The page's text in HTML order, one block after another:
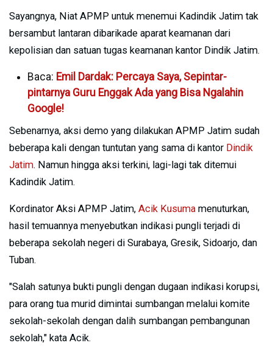
Sayangnya, Niat APMP untuk menemui Kadindik Jatim tak
bersambut lantaran dibarikade aparat keamanan dari
kepolisian dan satuan tugas keamanan kantor Dindik Jatim.
Baca: Emil Dardak: Percaya Saya, Sepintar-
pintarnya Guru Enggak Ada yang Bisa Ngalahin
Google!
Sebenarnya, aksi demo yang dilakukan APMP Jatim sudah
beberapa kali dengan tuntutan yang sama di kantor Dindik
Jatim. Namun hingga aksi terkini, lagi-lagi tak ditemui
Kadindik Jatim.
Kordinator Aksi APMP Jatim, Acik Kusuma menuturkan,
hasil temuannya menyebutkan indikasi pungli terjadi di
beberapa sekolah negeri di Surabaya, Gresik, Sidoarjo, dan
Tuban.
"Salah satunya bukti pungli dengan dugaan indikasi korupsi,
para orang tua murid dimintai sumbangan melalui komite
sekolah-sekolah dengan dalih sumbangan pembangunan
sekolah," kata Acik.